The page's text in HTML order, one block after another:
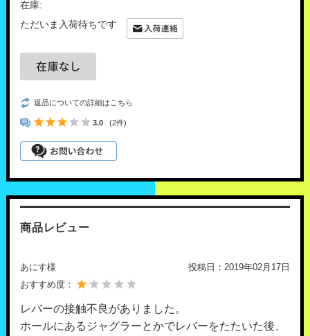
在庫:
ただいま入荷待ちです
返品についての詳細はこちら
3.0 (2件)
商品レビュー
あにす様 投稿日： 2019年02月17日
おすすめ度：
レバーの接触不良がありました。
ホールにあるジャグラーとかでレバーをたたいた後、